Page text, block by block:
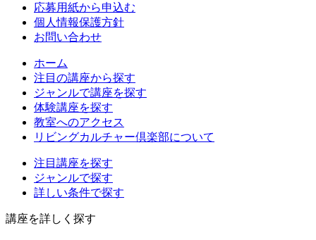
応募用紙から申込む
個人情報保護方針
お問い合わせ
ホーム
注目の講座から探す
ジャンルで講座を探す
体験講座を探す
教室へのアクセス
リビングカルチャー倶楽部について
注目講座を探す
ジャンルで探す
詳しい条件で探す
講座を詳しく探す